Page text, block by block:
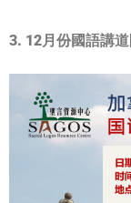
3. 12月份國語講